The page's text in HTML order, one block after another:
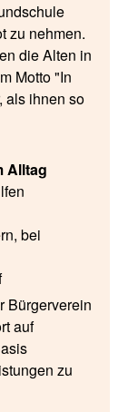
zu nehmen.
die Alten in
Motto "In
als ihnen so
Alltag
bei
Bürgerverein
auf
zu